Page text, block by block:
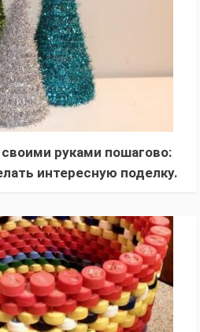
руками пошагово:
интересную поделку.